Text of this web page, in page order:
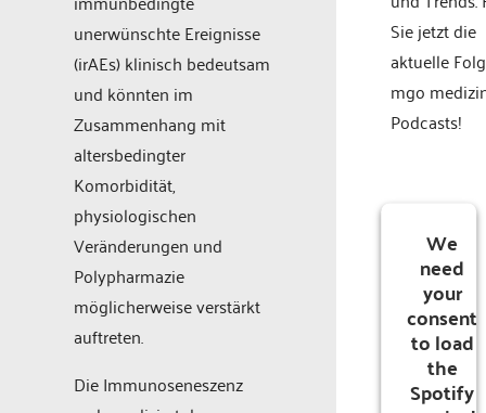
unerwünschte Ereignisse
(irAEs) klinisch bedeutsam
und könnten im
Zusammenhang mit
altersbedingter
Komorbidität,
physiologischen
Veränderungen und
Polypharmazie
möglicherweise verstärkt
auftreten.
Die Immunoseneszenz
Sie jetzt die
aktuelle
mgo
Podcasts!
We
need
your
consent
to load
the
Spotify